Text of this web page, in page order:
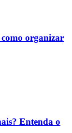
organizar
Entenda o